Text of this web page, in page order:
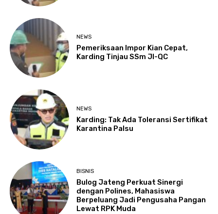
NEWS
Pemeriksaan Impor Kian Cepat,
Karding Tinjau SSm JI-QC
NEWS
Karding: Tak Ada Toleransi Sertifikat
Karantina Palsu
BISNIS
Bulog Jateng Perkuat Sinergi
dengan Polines, Mahasiswa
Berpeluang Jadi Pengusaha Pangan
Lewat RPK Muda